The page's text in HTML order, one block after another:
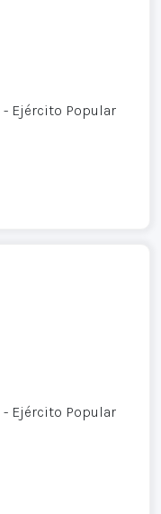
- Ejército Popular
- Ejército Popular